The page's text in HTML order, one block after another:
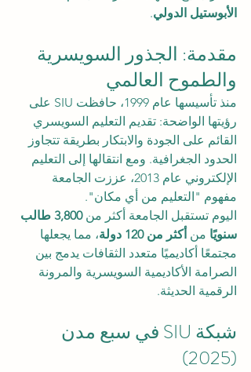
الأبوستيل الدولي.
مقدمة: الجذور السويسرية
والطموح العالمي
منذ تأسيسها عام 1999، حافظت SIU على
رؤيتها الواضحة: تقديم التعليم السويسري
القائم على الجودة والابتكار بطريقة تتجاوز
الحدود الجغرافية. ومع انتقالها إلى التعليم
الإلكتروني عام 2013، عززت الجامعة
مفهوم "التعليم من أي مكان".
اليوم تستقبل الجامعة أكثر من
3,800 طالب
سنويًا من أكثر من 120 دولة
، مما يجعلها
مجتمعًا أكاديميًا متعدد الثقافات يدمج بين
الصرامة الأكاديمية السويسرية والمرونة
الرقمية الحديثة.
شبكة SIU في سبع مدن
(2025)